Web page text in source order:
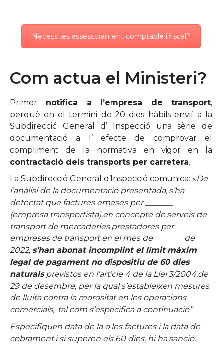
Necessites assessorament comptable i fiscal?
Com actua el Ministeri?
Primer notifica a l’empresa de transport,
perquè en el termini de 20 dies hàbils envií a la
Subdirecció General d’ Inspecció una sèrie de
documentació a l’ efecte de comprovar el
compliment de la normativa en vigor en la
contractació dels transports per carretera.
La Subdirecció General d’Inspecció comunica: «De
l’anàlisi de la documentació presentada, s’ha
detectat que factures emeses per _______
(empresa transportista),en concepte de serveis de
transport de mercaderies prestadores per
empreses de transport en el mes de _______ de
2022, s’han abonat incomplint el límit màxim
legal de pagament no dispositiu de 60 dies
naturalsprevistos en l’article 4 de la Llei 3/2004,de
29 de desembre, per la qual s’estableixen mesures
de lluita contra la morositat en les operacions
comercials, tal com s’especifica a continuació:”
Especifiquen data de la o les factures i la data de
cobrament i si superen els 60 dies, hi ha sanció.